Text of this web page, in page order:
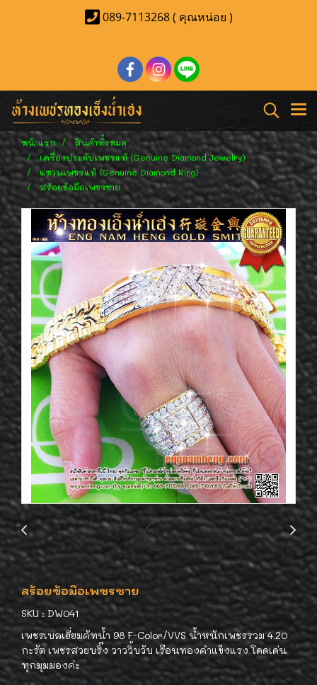
089-7113268 ( คุณหน่อย )
หน้าแรก
สินค้าทั้งหมด
เครื่องประดับเพชรแท้ (Genuine Diamond Jewelry)
แหวนเพชรแท้ (Genuine Diamond Ring)
สร้อยข้อมือเพชรชาย
สร้อยข้อมือเพชรชาย
SKU : DW041
เพชรเบลเยี่ยมคัทน้ำ 98 F-Color/VVS น้ำหนักเพชรรวม 4.20
กะรัต เพชรสวยบริ๊ง วาววิ้บวับ เรือนทองคำแข็งแรง โดดเด่น
ทุกมุมมองค่ะ